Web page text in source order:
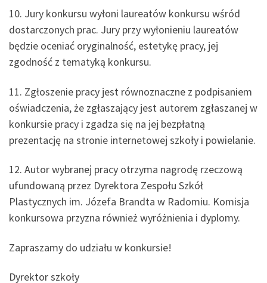
10. Jury konkursu wyłoni laureatów konkursu wśród
dostarczonych prac. Jury przy wyłonieniu laureatów
będzie oceniać oryginalność, estetykę pracy, jej
zgodność z tematyką konkursu.
11. Zgłoszenie pracy jest równoznaczne z podpisaniem
oświadczenia, że zgłaszający jest autorem zgłaszanej w
konkursie pracy i zgadza się na jej bezpłatną
prezentację na stronie internetowej szkoły i powielanie.
12. Autor wybranej pracy otrzyma nagrodę rzeczową
ufundowaną przez Dyrektora Zespołu Szkół
Plastycznych im. Józefa Brandta w Radomiu. Komisja
konkursowa przyzna również wyróżnienia i dyplomy.
Zapraszamy do udziału w konkursie!
Dyrektor szkoły